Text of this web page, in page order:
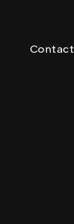
Contact